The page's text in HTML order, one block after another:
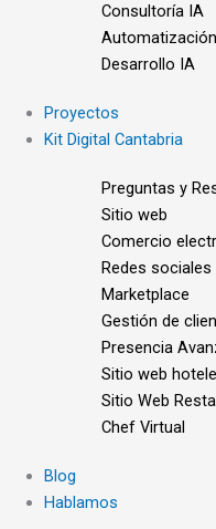
Consultoría IA
Desarrollo IA
Proyectos
Kit Digital Cantabria
Preguntas y
Sitio web
Comercio
Redes sociales
Marketplace
Gestión de
Presencia
Sitio web
Sitio Web
Chef Virtual
Blog
Hablamos